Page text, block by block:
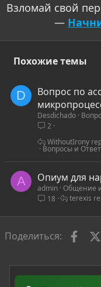
Взломай свой
—
Похожие темы
D
Вопрос по
Desdichado
2
Вопросы и
WithoutIrony
A Опиум для
admin Общение
18
terexis
Поделиться: